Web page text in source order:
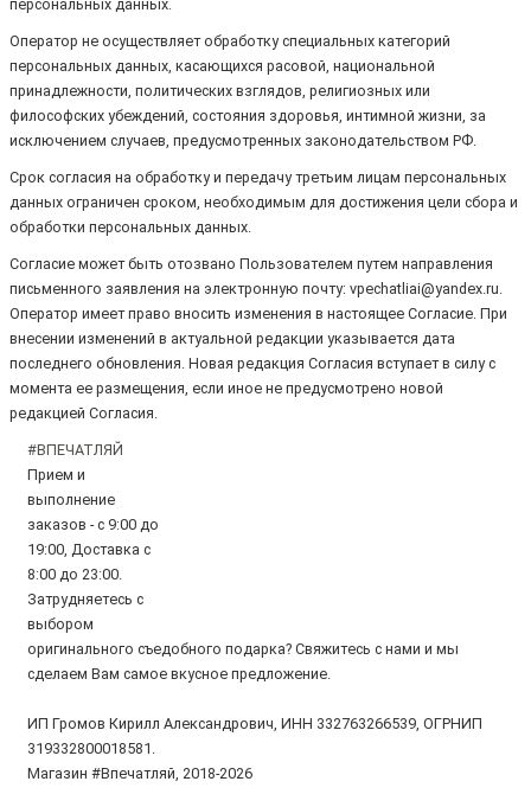
персональных данных.
Оператор не осуществляет обработку специальных категорий
персональных данных, касающихся расовой, национальной
принадлежности, политических взглядов, религиозных или
философских убеждений, состояния здоровья, интимной жизни, за
исключением случаев, предусмотренных законодательством РФ.
Срок согласия на обработку и передачу третьим лицам персональных
данных ограничен сроком, необходимым для достижения цели сбора и
обработки персональных данных.
Согласие может быть отозвано Пользователем путем направления
письменного заявления на электронную почту: vpechatliai@yandex.ru.
Оператор имеет право вносить изменения в настоящее Согласие. При
внесении изменений в актуальной редакции указывается дата
последнего обновления. Новая редакция Согласия вступает в силу с
момента ее размещения, если иное не предусмотрено новой
редакцией Согласия.
#ВПЕЧАТЛЯЙ
Прием и
выполнение
заказов - с 9:00 до
19:00, Доставка с
8:00 до 23:00.
Затрудняетесь с
выбором
оригинального съедобного подарка? Свяжитесь с нами и мы
сделаем Вам самое вкусное предложение.
ИП Громов Кирилл Александрович, ИНН 332763266539, ОГРНИП
319332800018581.
Магазин #Впечатляй, 2018-2026